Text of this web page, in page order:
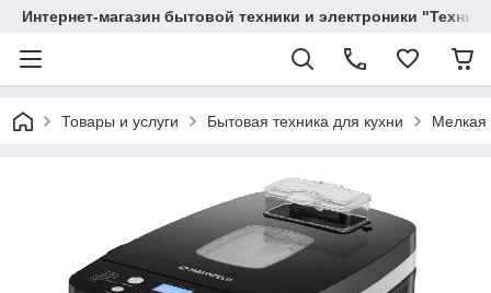
Интернет-магазин бытовой техники и электроники
Товары и услуги Бытовая техника для кухни Мелкая